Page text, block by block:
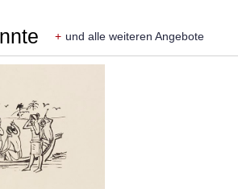
+ und alle weiteren Angebote